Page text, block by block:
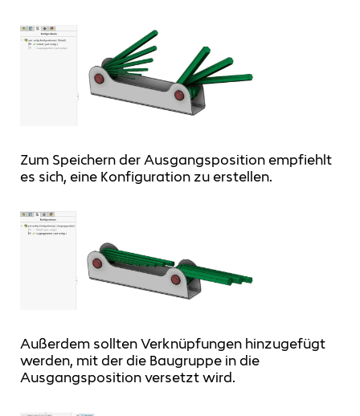
Zum Speichern der Ausgangsposition empfiehlt
es sich, eine Konfiguration zu erstellen.
Außerdem sollten Verknüpfungen hinzugefügt
werden, mit der die Baugruppe in die
Ausgangsposition versetzt wird.